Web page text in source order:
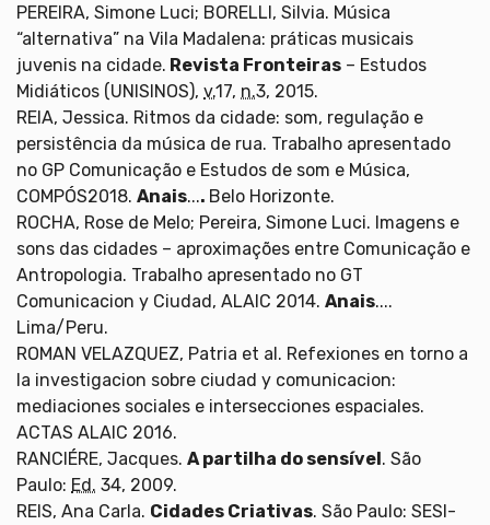
PEREIRA, Simone Luci; BORELLI, Silvia. Música
“alternativa” na Vila Madalena: práticas musicais
juvenis na cidade. Revista Fronteiras – Estudos
Midiáticos (UNISINOS), v.17, n.3, 2015.
REIA, Jessica. Ritmos da cidade: som, regulação e
persistência da música de rua. Trabalho apresentado
no GP Comunicação e Estudos de som e Música,
COMPÓS2018. Anais.... Belo Horizonte.
ROCHA, Rose de Melo; Pereira, Simone Luci. Imagens e
sons das cidades – aproximações entre Comunicação e
Antropologia. Trabalho apresentado no GT
Comunicacion y Ciudad, ALAIC 2014. Anais....
Lima/Peru.
ROMAN VELAZQUEZ, Patria et al. Refexiones en torno a
la investigacion sobre ciudad y comunicacion:
mediaciones sociales e intersecciones espaciales.
ACTAS ALAIC 2016.
RANCIÉRE, Jacques. A partilha do sensível. São
Paulo: Ed. 34, 2009.
REIS, Ana Carla. Cidades Criativas. São Paulo: SESI-